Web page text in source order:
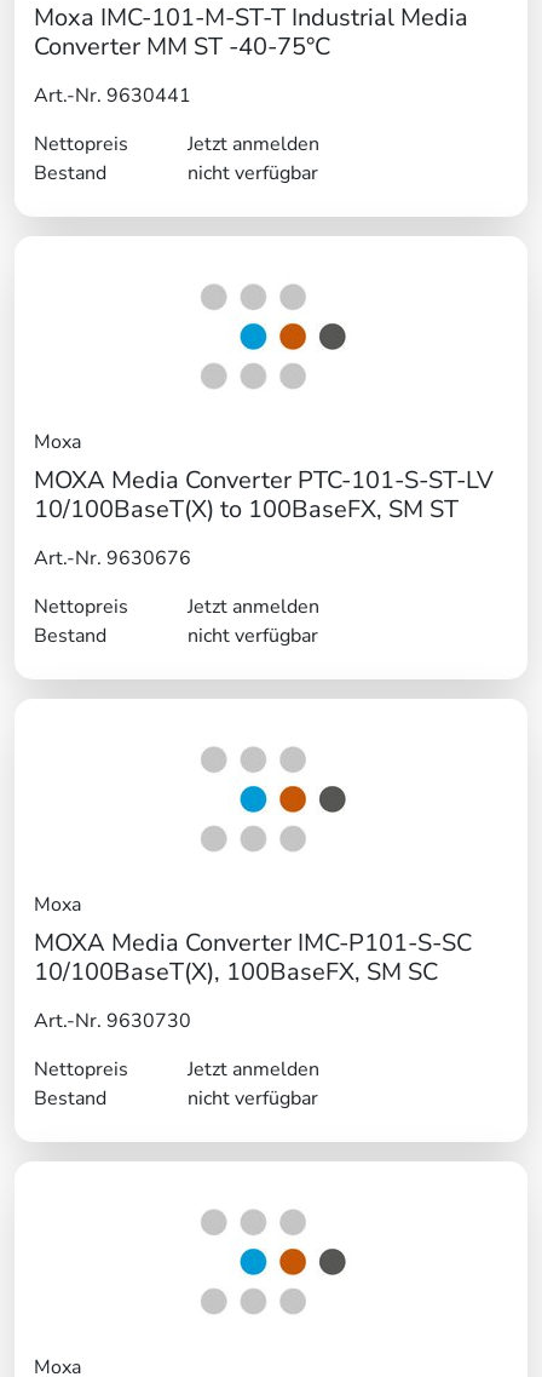
Moxa IMC-101-M-ST-T Industrial Media
Converter MM ST -40-75°C
Art.-Nr. 9630441
Nettopreis
Jetzt anmelden
Bestand
nicht verfügbar
Moxa
MOXA Media Converter PTC-101-S-ST-LV
10/100BaseT(X) to 100BaseFX, SM ST
Art.-Nr. 9630676
Nettopreis
Jetzt anmelden
Bestand
nicht verfügbar
Moxa
MOXA Media Converter IMC-P101-S-SC
10/100BaseT(X), 100BaseFX, SM SC
Art.-Nr. 9630730
Nettopreis
Jetzt anmelden
Bestand
nicht verfügbar
Moxa